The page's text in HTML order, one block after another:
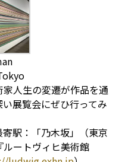
人生の変遷が作品を通
展覧会にぜひ行ってみ
駅：「乃木坂」（東京
ートヴィヒ美術館